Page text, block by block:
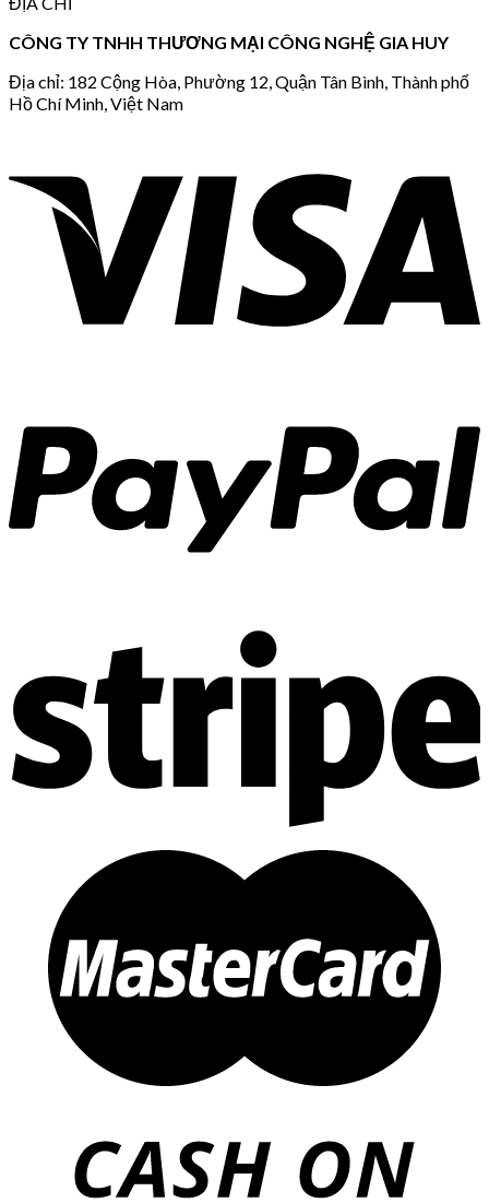
CÔNG TY TNHH THƯƠNG MẠI CÔNG NGHỆ GIA HUY
Địa chỉ: 182 Cộng Hòa, Phường 12, Quận Tân Bình, Thành phố
Hồ Chí Minh, Việt Nam